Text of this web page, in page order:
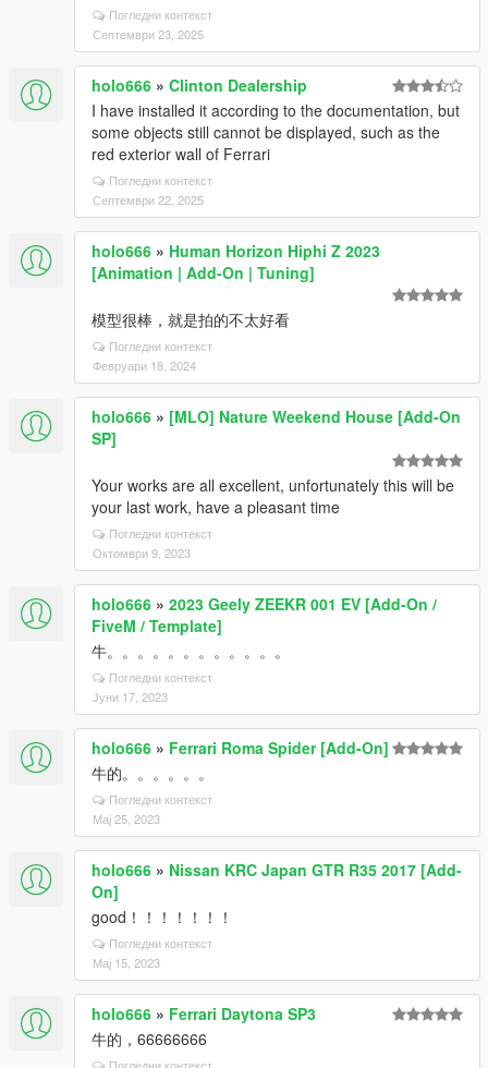
Погледни контекст
Септември 23, 2025
holo666 » Clinton Dealership
I have installed it according to the documentation, but
some objects still cannot be displayed, such as the
red exterior wall of Ferrari
Погледни контекст
Септември 22, 2025
holo666 » Human Horizon Hiphi Z 2023
[Animation | Add-On | Tuning]
模型很棒，就是拍的不太好看
Погледни контекст
Февруари 18, 2024
holo666 » [MLO] Nature Weekend House [Add-On
SP]
Your works are all excellent, unfortunately this will be
your last work, have a pleasant time
Погледни контекст
Октомври 9, 2023
holo666 » 2023 Geely ZEEKR 001 EV [Add-On /
FiveM / Template]
牛。。。。。。。。。。。。
Погледни контекст
Јуни 17, 2023
holo666 » Ferrari Roma Spider [Add-On]
牛的。。。。。。
Погледни контекст
Мај 25, 2023
holo666 » Nissan KRC Japan GTR R35 2017 [Add-
On]
good！！！！！！！
Погледни контекст
Мај 15, 2023
holo666 » Ferrari Daytona SP3
牛的，66666666